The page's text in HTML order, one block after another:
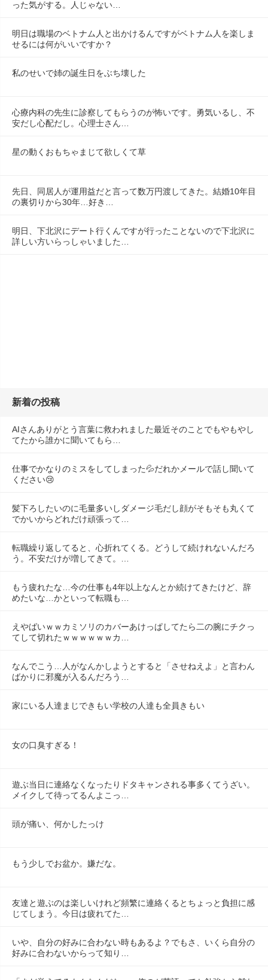
った気がする。人じゃない…
明日は職場のベトナム人と出かけるんですがベトナム人を楽しま
せるには何がいいですか？
私のせいで姉の誕生日をぶち壊した
心療内科の先生に診察してもらうのが怖いです。勇気いるし、不
安だし心配だし。心理士さん…
星の動くおもちゃまじて欲しくて草
先日、同居人が運用益だと言って数万円渡してきた。結婚10年目
の裏切りから30年…好き…
明日、下北沢にデート行くんですが行ったことないので下北沢に
詳しい方いらっしゃいました…
新着の投稿
AIさんありがとう言葉に救われました最近そのことでもやもやし
てたから誰かに聞いてもら…
仕事でかなりのミスをしてしまった💦だれかメールで話し聞いて
ください😢
髪下ろしたいのに毛量多いしダメージ毛だし顔がそもそも丸くて
でかいからどれだけ頑張って…
転職繰り返してると、心折れてくる。どうして続けれないんだろ
う。不安だけが増してきて。…
もう疲れたな…今の仕事も4年以上なんとか続けてきたけど、辞
めたいな…かといって転職も…
えやばいｗｗカミソリのカバーあけっぱしてたら二の腕にチクっ
てして切れたｗｗｗｗｗｗカ…
なんでこう…人がなんかしようとすると「させねえよ」と言わん
ばかりに邪魔が入るんだろう…
家にいる人達まじできもい学校の人達も全員きもい
女の口臭すぎる！
遊ぶ当日に連絡なくなったりドタキャンされる事多くてうざい。
メイクして待ってるんよこっ…
頭が痛い、何かしたっけ
もう少しでお盆か。嫌だな。
友達と遊ぶのは楽しいけれど頻繁に連絡くるとちょっと負担に感
じてしまう。今日は疲れてた…
いや、自分の好みに合わない時もあるよ？でもさ、いくら自分の
好みに合わないからって知り…